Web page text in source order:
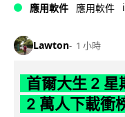
應用軟件 應用軟件
Lawton 1 小時
首爾大生 2 星
2 萬人下載衝